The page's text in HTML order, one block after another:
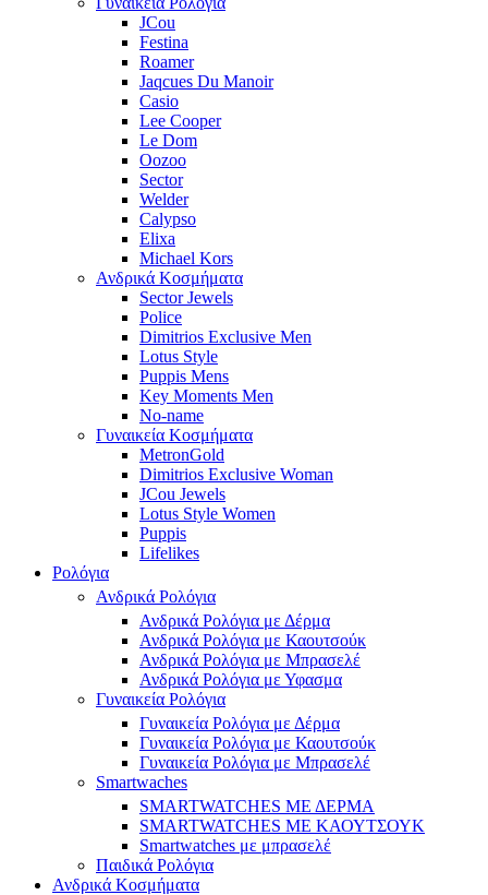
JCou
Festina
Roamer
Jaqcues Du Manoir
Casio
Lee Cooper
Le Dom
Oozoo
Sector
Welder
Calypso
Elixa
Michael Kors
Ανδρικά Κοσμήματα
Sector Jewels
Police
Dimitrios Exclusive Men
Lotus Style
Puppis Mens
Key Moments Men
No-name
Γυναικεία Κοσμήματα
MetronGold
Dimitrios Exclusive Woman
JCou Jewels
Lotus Style Women
Puppis
Lifelikes
Ρολόγια
Ανδρικά Ρολόγια
Ανδρικά Ρολόγια με Δέρμα
Ανδρικά Ρολόγια με Καουτσούκ
Ανδρικά Ρολόγια με Μπρασελέ
Ανδρικά Ρολόγια με Υφασμα
Γυναικεία Ρολόγια
Γυναικεία Ρολόγια με Δέρμα
Γυναικεία Ρολόγια με Καουτσούκ
Γυναικεία Ρολόγια με Μπρασελέ
Smartwaches
SMARTWATCHES ΜΕ ΔΕΡΜΑ
SMARTWATCHES ΜΕ ΚΑΟΥΤΣΟΥΚ
Smartwatches με μπρασελέ
Παιδικά Ρολόγια
Ανδρικά Κοσμήματα